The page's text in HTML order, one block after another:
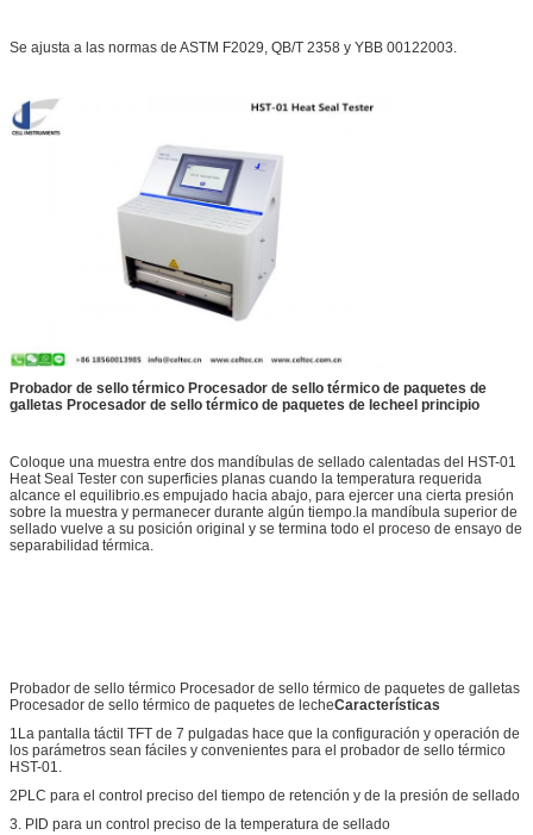
Se ajusta a las normas de ASTM F2029, QB/T 2358 y YBB 00122003.
Probador de sello térmico Procesador de sello térmico de paquetes de
galletas Procesador de sello térmico de paquetes de lecheel principio
Coloque una muestra entre dos mandíbulas de sellado calentadas del HST-01
Heat Seal Tester con superficies planas cuando la temperatura requerida
alcance el equilibrio.es empujado hacia abajo, para ejercer una cierta presión
sobre la muestra y permanecer durante algún tiempo.la mandíbula superior de
sellado vuelve a su posición original y se termina todo el proceso de ensayo de
separabilidad térmica.
Probador de sello térmico Procesador de sello térmico de paquetes de galletas
Procesador de sello térmico de paquetes de lecheCaracterísticas
1La pantalla táctil TFT de 7 pulgadas hace que la configuración y operación de
los parámetros sean fáciles y convenientes para el probador de sello térmico
HST-01.
2PLC para el control preciso del tiempo de retención y de la presión de sellado
3. PID para un control preciso de la temperatura de sellado